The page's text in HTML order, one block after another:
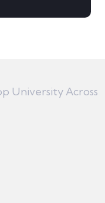
University Across